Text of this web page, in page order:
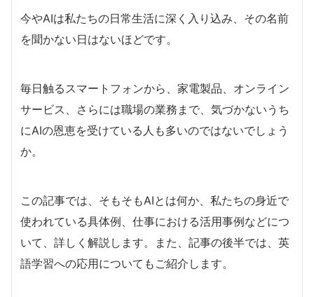
今やAIは私たちの日常生活に深く入り込み、その名前
を聞かない日はないほどです。
毎日触るスマートフォンから、家電製品、オンライン
サービス、さらには職場の業務まで、気づかないうち
にAIの恩恵を受けている人も多いのではないでしょう
か。
この記事では、そもそもAIとは何か、私たちの身近で
使われている具体例、仕事における活用事例などにつ
いて、詳しく解説します。また、記事の後半では、英
語学習への応用についてもご紹介します。